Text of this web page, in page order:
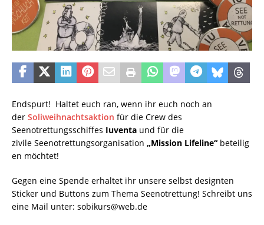
Endspurt! Haltet euch ran, wenn ihr euch noch an
der Soliweihnachtsaktion für die Crew des
Seenotrettungsschiffes Iuventa und für die
zivile Seenotrettungsorganisation „Mission Lifeline“ beteilig
en möchtet!
Gegen eine Spende erhaltet ihr unsere selbst designten
Sticker und Buttons zum Thema Seenotrettung! Schreibt uns
eine Mail unter: sobikurs@web.de